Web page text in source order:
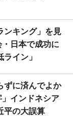
ンキング」を見
日本で成功に
イン」
ずに済んでよか
」インドネシア
平の大誤算